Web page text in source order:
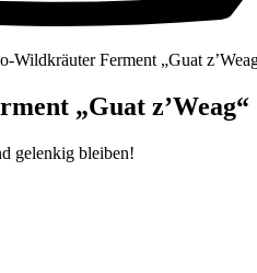
Wildkräuter Ferment „Guat
„Guat z’Weag“
gelenkig bleiben!